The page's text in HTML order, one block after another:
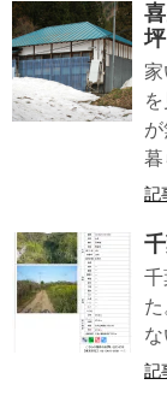
暮
記
千
記